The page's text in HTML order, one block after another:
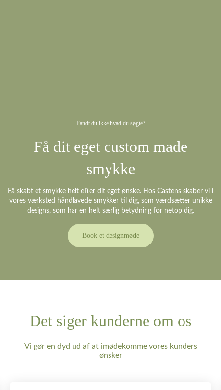
Fandt du ikke hvad du søgte?
Få dit eget custom made
smykke
Få skabt et smykke helt efter dit eget ønske. Hos Castens skaber vi i
vores værksted håndlavede smykker til dig, som værdsætter unikke
designs, som har en helt særlig betydning for netop dig.
Book et designmøde
Det siger kunderne om os
Vi gør en dyd ud af at imødekomme vores kunders
ønsker